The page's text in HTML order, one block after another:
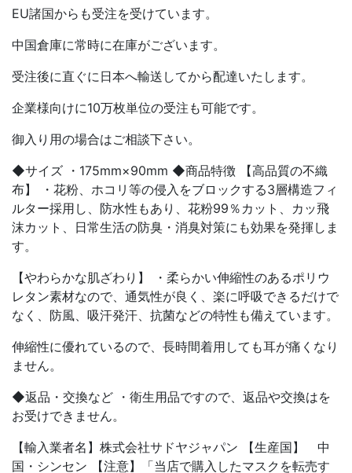
EU諸国からも受注を受けています。
中国倉庫に常時に在庫がございます。
受注後に直ぐに日本へ輸送してから配達いたします。
企業様向けに10万枚単位の受注も可能です。
御入り用の場合はご相談下さい。
◆サイズ ・175mm×90mm ◆商品特徴 【高品質の不織
布】 ・花粉、ホコリ等の侵入をブロックする3層構造フィ
ルター採用し、防水性もあり、花粉99％カット、カッ飛
沫カット、日常生活の防臭・消臭対策にも効果を発揮しま
す。
【やわらかな肌ざわり】 ・柔らかい伸縮性のあるポリウ
レタン素材なので、通気性が良く、楽に呼吸できるだけで
なく、防風、吸汗発汗、抗菌などの特性も備えています。
伸縮性に優れているので、長時間着用しても耳が痛くなり
ません。
◆返品・交換など ・衛生用品ですので、返品や交換はを
お受けできません。
【輸入業者名】株式会社サドヤジャパン 【生産国】 中
国・シンセン 【注意】「当店で購入したマスクを転売す